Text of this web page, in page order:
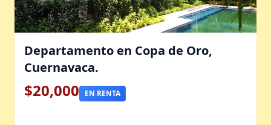
Departamento en Copa de Oro,
Cuernavaca.
$20,000 EN RENTA